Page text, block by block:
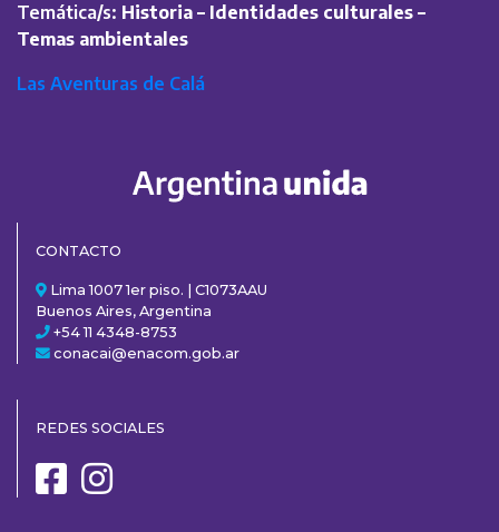
Temática/s: Historia – Identidades culturales –
Temas ambientales
Las Aventuras de Calá
CONTACTO
Lima 1007 1er piso. | C1073AAU
Buenos Aires, Argentina
+54 11 4348-8753
conacai@enacom.gob.ar
REDES SOCIALES